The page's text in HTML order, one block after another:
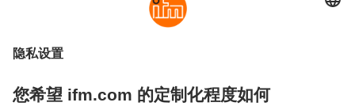
地点 (EN)
易福门电子(上海)有限公司
上海市浦东新区